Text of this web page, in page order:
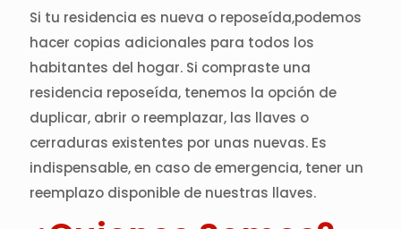
Si tu residencia es nueva o reposeída,podemos
hacer copias adicionales para todos los
habitantes del hogar. Si compraste una
residencia reposeída, tenemos la opción de
duplicar, abrir o reemplazar, las llaves o
cerraduras existentes por unas nuevas. Es
indispensable, en caso de emergencia, tener un
reemplazo disponible de nuestras llaves.